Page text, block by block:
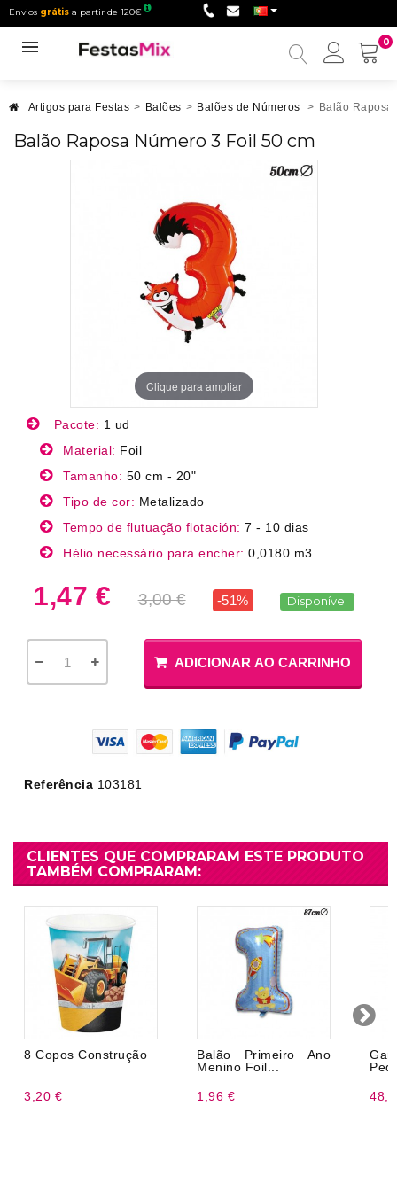
Envios grátis a partir de 120€
0
Minha
Artigos para Festas > Balões > Balões de Números > Balão
Balão Raposa Número 3 Foil 50 cm
Clique para ampliar
Pacote: 1 ud
Material: Foil
Tamanho: 50 cm - 20"
Tipo de cor: Metalizado
Tempo de flutuação flotación: 7 - 10 dias
Hélio necessário para encher: 0,0180 m3
1,47 € 3,00 € -51% Disponível
ADICIONAR AO CARRINHO
Referência 103181
CLIENTES QUE COMPRARAM ESTE PRODUTO
TAMBÉM COMPRARAM:
8 Copos Construção
3,20 €
Balão Primeiro Ano
Menino Foil...
1,96 €